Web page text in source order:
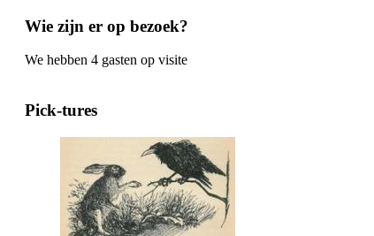
Wie zijn er op bezoek?
We hebben 4 gasten op visite
Pick-tures